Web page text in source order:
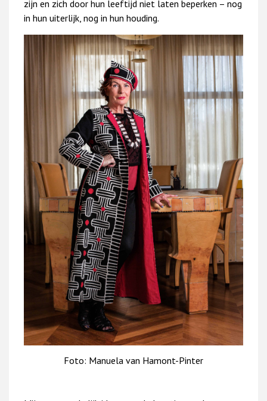
zijn en zich door hun leeftijd niet laten beperken – nog
in hun uiterlijk, nog in hun houding.
Foto: Manuela van Hamont-Pinter